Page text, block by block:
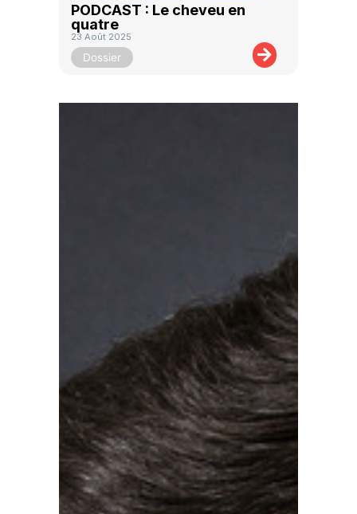
PODCAST : Le cheveu en
quatre
23 Août 2025
Dossier